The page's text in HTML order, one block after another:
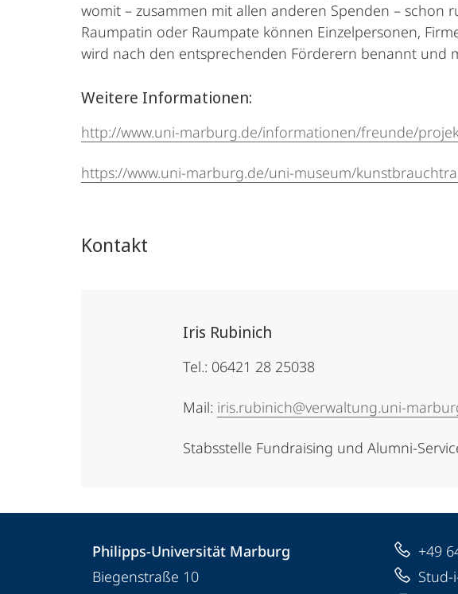
womit – zusammen mit allen anderen Spenden –
Raumpatin oder Raumpate können Einzelpersonen,
wird nach den entsprechenden Förderern benannt und
Weitere Informationen:
http://www.uni-marburg.de/informationen/freunde/
https://www.uni-marburg.de/uni-museum/
Kontakt
Iris Rubinich
Tel.: 06421 28 25038
Mail: iris.rubinich@verwaltung.uni-
Stabsstelle Fundraising und Alumni-
Kontaktinformationen
Philipps-
Philipps-Universität Marburg
Biegenstraße 10
+49
Stud-